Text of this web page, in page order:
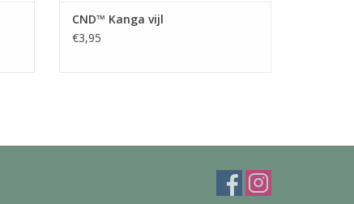
CND™ Kanga vijl
€3,95